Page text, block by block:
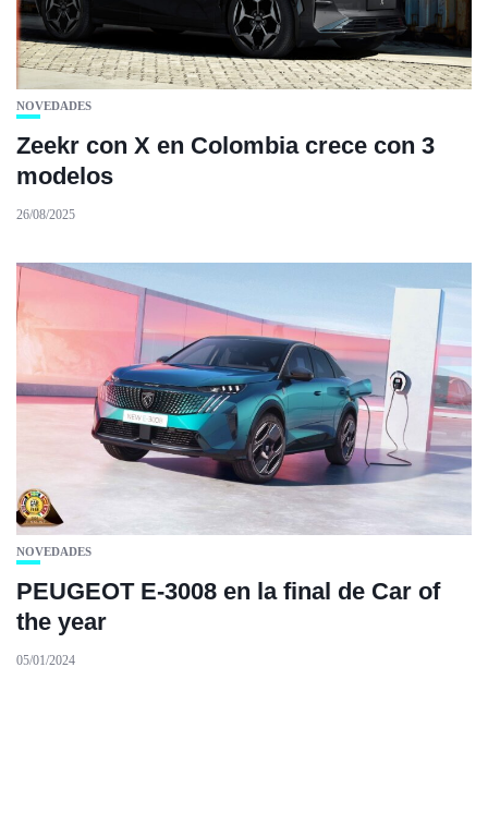
NOVEDADES
Zeekr con X en Colombia crece con 3
modelos
26/08/2025
NOVEDADES
PEUGEOT E-3008 en la final de Car of
the year
05/01/2024